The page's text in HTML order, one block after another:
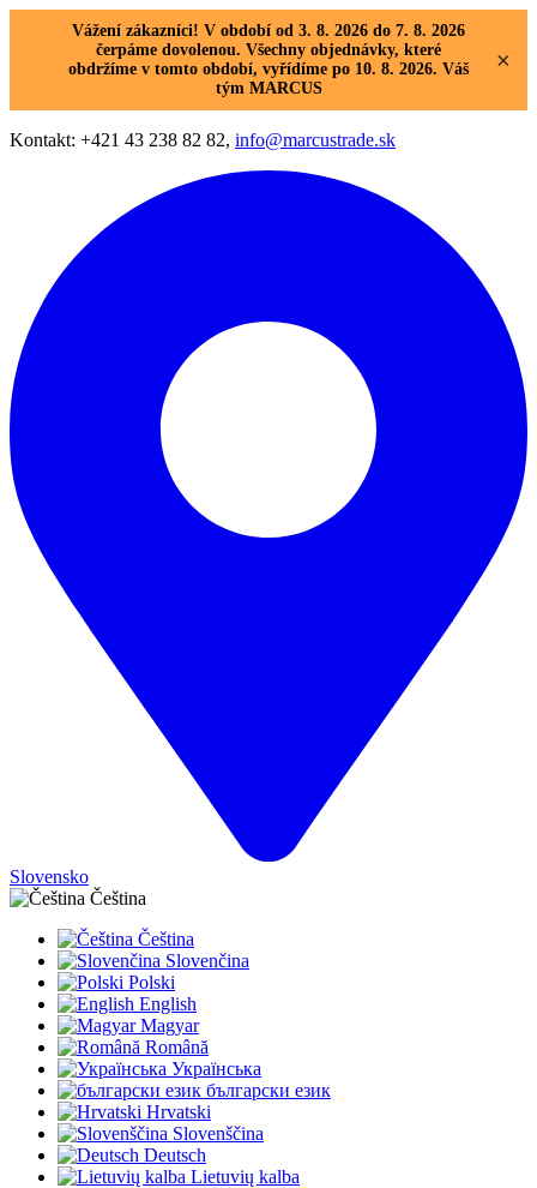
Vážení zákazníci! V období od 3. 8. 2026 do 7. 8. 2026
čerpáme dovolenou. Všechny objednávky, které
obdržíme v tomto období, vyřídíme po 10. 8. 2026. Váš
tým MARCUS
×
Kontakt: +421 43 238 82 82, info@marcustrade.sk
Slovensko
Čeština
Čeština
Slovenčina
Polski
English
Magyar
Română
Українська
български език
Hrvatski
Slovenščina
Deutsch
Lietuvių kalba